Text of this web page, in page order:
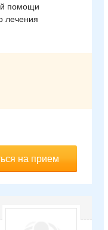
помощи
лечения
на прием